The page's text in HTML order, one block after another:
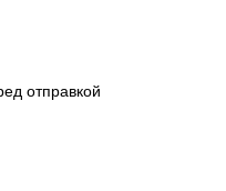
отправкой